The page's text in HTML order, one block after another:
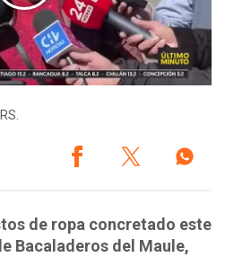
de ropa concretado este
Bacaladeros del Maule,